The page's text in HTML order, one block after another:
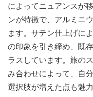
によってニュアンスが
ンが特徴で、アルミニ
ます。サテン仕上げに
の印象を引き締め、既
ラスしています。旅の
み合わせによって、自
選択肢が増えた点も魅力